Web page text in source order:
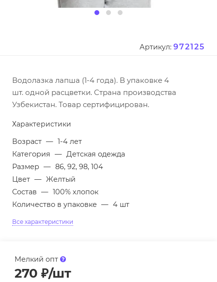
Артикул: 972125
Водолазка лапша (1-4 года). В упаковке 4
шт. одной расцветки. Страна производства
Узбекистан. Товар сертифицирован.
Характеристики
Возраст — 1-4 лет
Категория — Детская одежда
Размер — 86, 92, 98, 104
Цвет — Желтый
Состав — 100% хлопок
Количество в упаковке — 4 шт
Все характеристики
Мелкий опт
270 ₽/шт